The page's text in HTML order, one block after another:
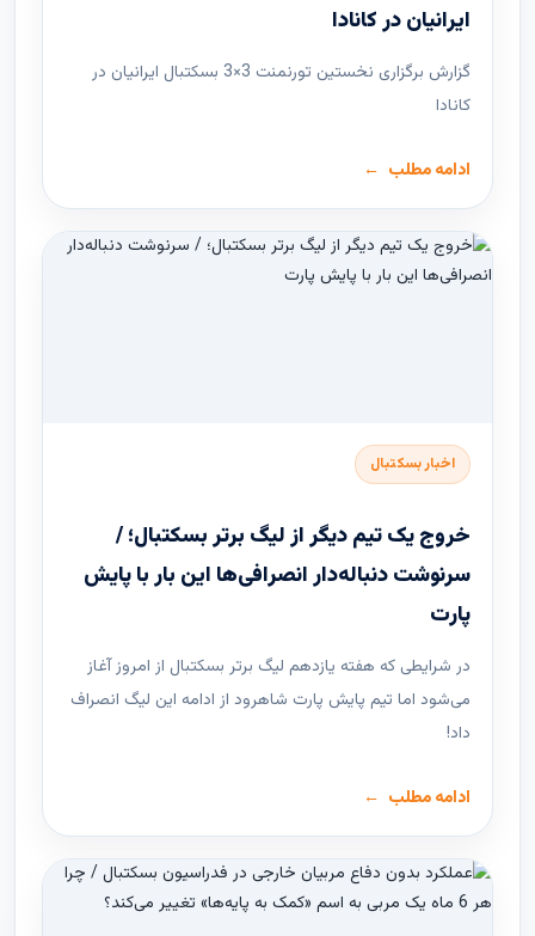
ایرانیان در کانادا
گزارش برگزاری نخستین تورنمنت 3×3 بسکتبال ایرانیان در
کانادا
ادامه مطلب
اخبار بسکتبال
خروج یک تیم دیگر از لیگ برتر بسکتبال؛ /
سرنوشت دنباله‌دار انصرافی‌ها این بار با پایش
پارت
در شرایطی که هفته یازدهم لیگ ‌برتر بسکتبال از امروز آغاز
می‌شود اما تیم پایش پارت شاهرود از ادامه این لیگ انصراف
داد!
ادامه مطلب